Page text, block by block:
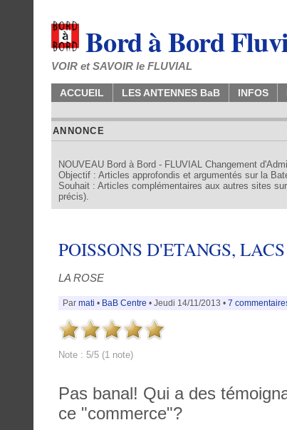
Bord à Bord
VOIR et SAVOIR le FLUVIAL
ACCUEIL LES ANTENNES BaB INFOS
ANNONCE
NOUVEAU Bord à Bord - FLUVIAL Changement
Objectif : Articles approfondis et argumentés sur la
Souhait : Articles complémentaires aux autres sites
précis).
POISSONS D'ETANGS,
LA ROSE
Par mati • BaB Centre • Jeudi 14/11/2013 • 7
Note : 5/5 (1 note)
Pas banal! Qui a des
ce "commerce"?